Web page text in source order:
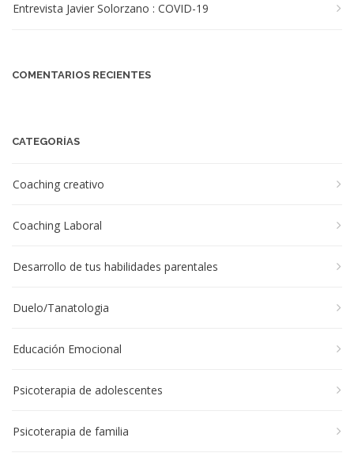
Entrevista Javier Solorzano : COVID-19
COMENTARIOS RECIENTES
CATEGORÍAS
Coaching creativo
Coaching Laboral
Desarrollo de tus habilidades parentales
Duelo/Tanatologia
Educación Emocional
Psicoterapia de adolescentes
Psicoterapia de familia